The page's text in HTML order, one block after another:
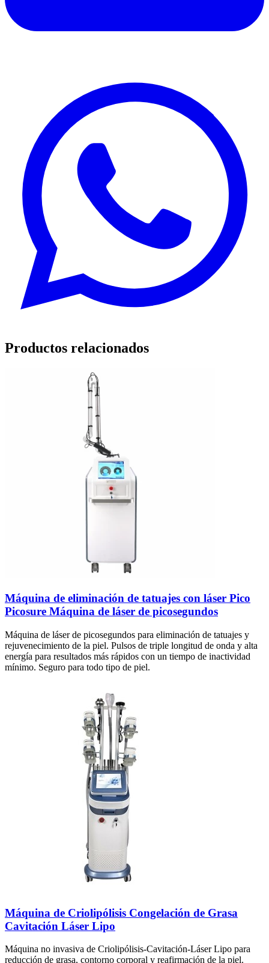
Productos relacionados
Máquina de eliminación de tatuajes con láser Pico
Picosure Máquina de láser de picosegundos
Máquina de láser de picosegundos para eliminación de tatuajes y
rejuvenecimiento de la piel. Pulsos de triple longitud de onda y alta
energía para resultados más rápidos con un tiempo de inactividad
mínimo. Seguro para todo tipo de piel.
Máquina de Criolipólisis Congelación de Grasa
Cavitación Láser Lipo
Máquina no invasiva de Criolipólisis-Cavitación-Láser Lipo para
reducción de grasa, contorno corporal y reafirmación de la piel.